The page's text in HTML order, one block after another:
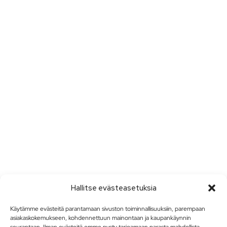
Hallitse evästeasetuksia
Käytämme evästeitä parantamaan sivuston toiminnallisuuksiin, parempaan
asiakaskokemukseen, kohdennettuun mainontaan ja kaupankäynnin